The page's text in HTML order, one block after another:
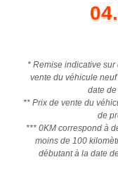
* Remise indicative
vente du véhicule
date
** Prix de vente du
de
*** 0KM correspond à
moins de 100
débutant à la date